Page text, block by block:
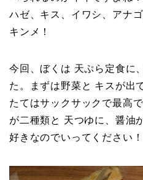
ハゼ、キス、イワシ、アナ
キンメ！
今回、ぼくは 天ぷら定食に
た。まずは野菜と キスが出
たてはサックサックで最高
が二種類と 天つゆに、醤油
好きなのでいってください！